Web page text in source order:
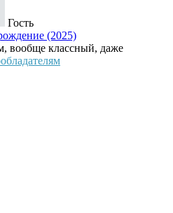
Гость
(2025)
вообще классный, даже